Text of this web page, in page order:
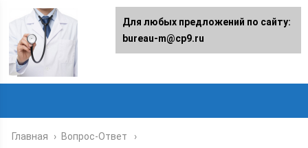
Главная › Вопрос-Ответ
Для любых предложений по сайту:
bureau-m@cp9.ru